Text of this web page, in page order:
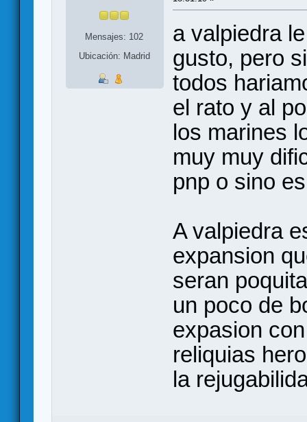
Mensajes: 102
Ubicación: Madrid
a valpiedra
gusto, pero
todos
el rato y al
los marines
muy muy
pnp o sino
A valpiedra
expansion
seran
un poco de
expasion
reliquias
la